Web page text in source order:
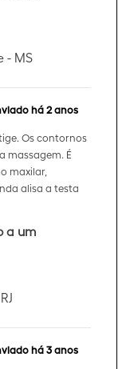
- MS
há2 anos
Os contornos
massagem. É
maxilar,
alisa a testa
a um
há3 anos